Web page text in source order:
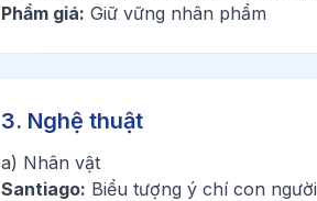
Phẩm giá: Giữ vững nhân phẩm
3. Nghệ thuật
a) Nhân vật
Santiago: Biểu tượng ý chí con người